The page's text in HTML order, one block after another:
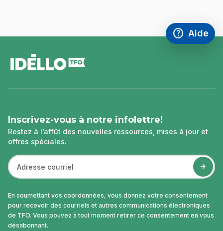
help
Accéder à
Aide
,Ce lien
de
page
Inscrivez-vous à notre infolettre!
Restez à l’affût des nouvelles ressources, mises à jour et
offres spéciales.
En soumettant vos coordonnées, vous donnez votre consentement
pour recevoir des courriels et autres communications électroniques
de TFO. Vous pouvez à tout moment retirer ce consentement en vous
désabonnant.